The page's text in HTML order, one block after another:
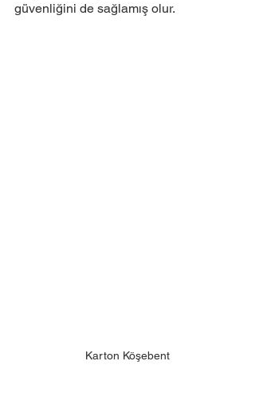
güvenliğini de sağlamış olur.
Karton Köşebent